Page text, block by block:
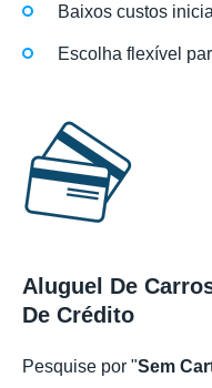
Baixos custos
Escolha flexível
Aluguel De
De Crédito
Pesquise por "Sem